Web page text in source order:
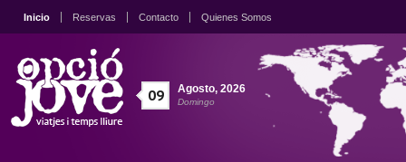
Inicio Reservas Contacto Quienes Somos
09 Agosto, 2026
Domingo